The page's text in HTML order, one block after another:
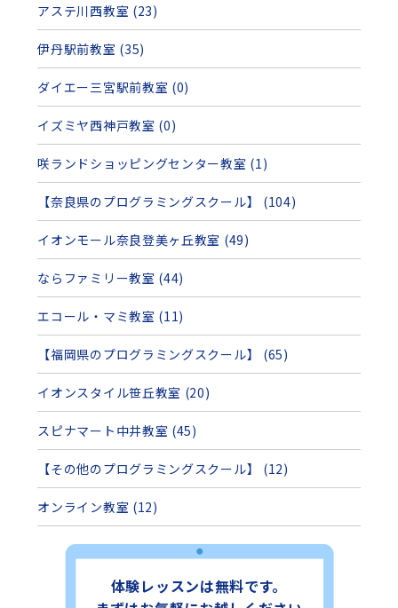
アステ川西教室 (23)
伊丹駅前教室 (35)
ダイエー三宮駅前教室 (0)
イズミヤ西神戸教室 (0)
咲ランドショッピングセンター教室 (1)
【奈良県のプログラミングスクール】 (104)
イオンモール奈良登美ヶ丘教室 (49)
ならファミリー教室 (44)
エコール・マミ教室 (11)
【福岡県のプログラミングスクール】 (65)
イオンスタイル笹丘教室 (20)
スピナマート中井教室 (45)
【その他のプログラミングスクール】 (12)
オンライン教室 (12)
体験レッスンは無料です。